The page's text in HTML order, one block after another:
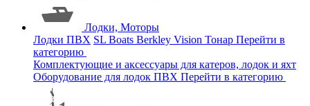
Лодки, Моторы
Лодки ПВХ SL Boats Berkley Vision Тонар Перейти в
категорию
Комплектующие и аксессуары для катеров, лодок и яхт
Оборудование для лодок ПВХ Перейти в категорию